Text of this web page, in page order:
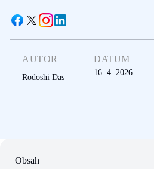
AUTOR
Rodoshi Das
DATUM
16. 4. 2026
Obsah